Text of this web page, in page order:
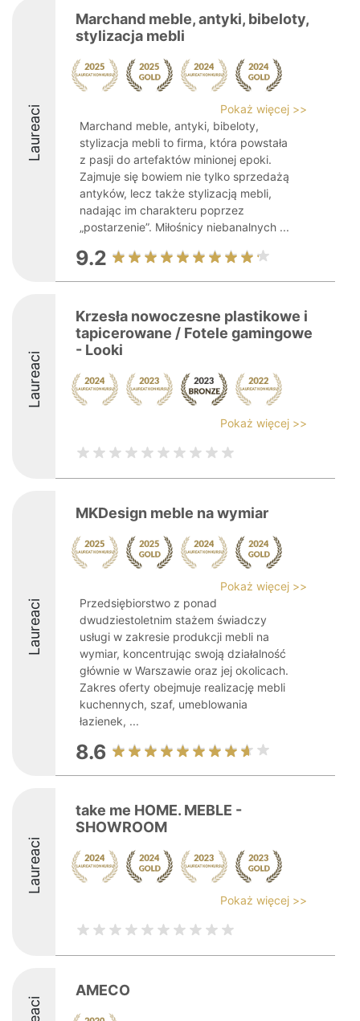
Laureaci
Marchand meble, antyki, bibeloty,
stylizacja mebli
Pokaż więcej >>
Marchand meble, antyki, bibeloty,
stylizacja mebli to firma, która powstała
z pasji do artefaktów minionej epoki.
Zajmuje się bowiem nie tylko sprzedażą
antyków, lecz także stylizacją mebli,
nadając im charakteru poprzez
„postarzenie”. Miłośnicy niebanalnych ...
9.2
Laureaci
Krzesła nowoczesne plastikowe i
tapicerowane / Fotele gamingowe
- Looki
Pokaż więcej >>
Laureaci
MKDesign meble na wymiar
Pokaż więcej >>
Przedsiębiorstwo z ponad
dwudziestoletnim stażem świadczy
usługi w zakresie produkcji mebli na
wymiar, koncentrując swoją działalność
głównie w Warszawie oraz jej okolicach.
Zakres oferty obejmuje realizację mebli
kuchennych, szaf, umeblowania
łazienek, ...
8.6
Laureaci
take me HOME. MEBLE -
SHOWROOM
Pokaż więcej >>
AMECO